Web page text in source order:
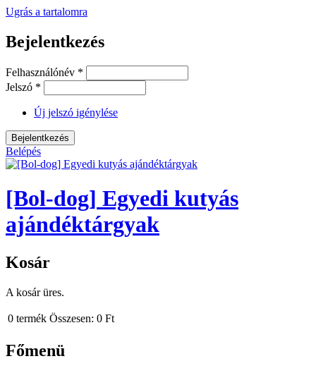
Ugrás a tartalomra
Bejelentkezés
Felhasználónév *
Jelszó *
Új jelszó igénylése
Belépés
[Bol-dog] Egyedi kutyás
ajándéktárgyak
Kosár
A kosár üres.
0 termék Összesen: 0 Ft
Főmenü